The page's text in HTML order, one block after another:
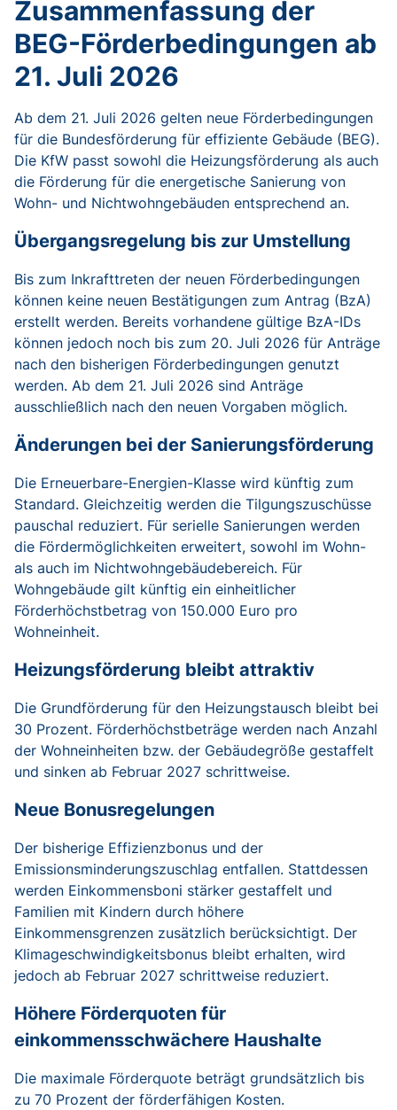
Zusammenfassung der
BEG-Förderbedingungen ab
21. Juli 2026
Ab dem 21. Juli 2026 gelten neue Förderbedingungen
für die Bundesförderung für effiziente Gebäude (BEG).
Die KfW passt sowohl die Heizungsförderung als auch
die Förderung für die energetische Sanierung von
Wohn- und Nichtwohngebäuden entsprechend an.
Übergangsregelung bis zur Umstellung
Bis zum Inkrafttreten der neuen Förderbedingungen
können keine neuen Bestätigungen zum Antrag (BzA)
erstellt werden. Bereits vorhandene gültige BzA-IDs
können jedoch noch bis zum 20. Juli 2026 für Anträge
nach den bisherigen Förderbedingungen genutzt
werden. Ab dem 21. Juli 2026 sind Anträge
ausschließlich nach den neuen Vorgaben möglich.
Änderungen bei der Sanierungsförderung
Die Erneuerbare-Energien-Klasse wird künftig zum
Standard. Gleichzeitig werden die Tilgungszuschüsse
pauschal reduziert. Für serielle Sanierungen werden
die Fördermöglichkeiten erweitert, sowohl im Wohn-
als auch im Nichtwohngebäudebereich. Für
Wohngebäude gilt künftig ein einheitlicher
Förderhöchstbetrag von 150.000 Euro pro
Wohneinheit.
Heizungsförderung bleibt attraktiv
Die Grundförderung für den Heizungstausch bleibt bei
30 Prozent. Förderhöchstbeträge werden nach Anzahl
der Wohneinheiten bzw. der Gebäudegröße gestaffelt
und sinken ab Februar 2027 schrittweise.
Neue Bonusregelungen
Der bisherige Effizienzbonus und der
Emissionsminderungszuschlag entfallen. Stattdessen
werden Einkommensboni stärker gestaffelt und
Familien mit Kindern durch höhere
Einkommensgrenzen zusätzlich berücksichtigt. Der
Klimageschwindigkeitsbonus bleibt erhalten, wird
jedoch ab Februar 2027 schrittweise reduziert.
Höhere Förderquoten für
einkommensschwächere Haushalte
Die maximale Förderquote beträgt grundsätzlich bis
zu 70 Prozent der förderfähigen Kosten.